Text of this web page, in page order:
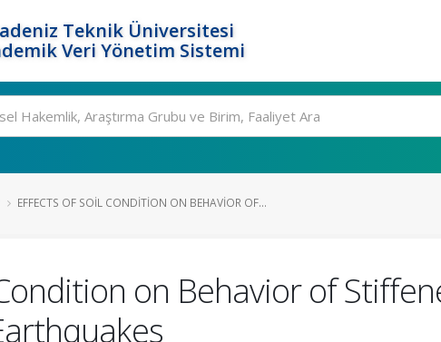
Teknik Üniversitesi
Veri Yönetim Sistemi
EFFECTS OF SOIL CONDITION ON BEHAVIOR OF...
on Behavior of